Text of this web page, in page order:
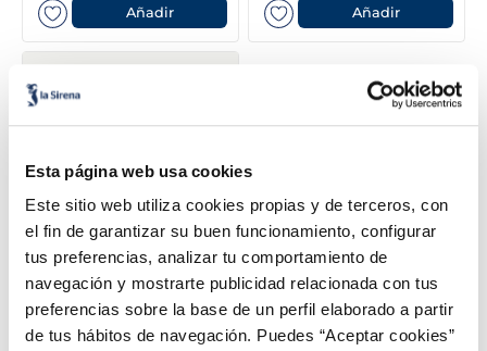
Esta página web usa cookies
Este sitio web utiliza cookies propias y de terceros, con
el fin de garantizar su buen funcionamiento, configurar
tus preferencias, analizar tu comportamiento de
navegación y mostrarte publicidad relacionada con tus
preferencias sobre la base de un perfil elaborado a partir
de tus hábitos de navegación. Puedes “Aceptar cookies”
Añadir Añadir
Gyozes de porc kimchi
Vici
Unitat 300 g
7. salmó premium
8. calamar troceado
10. helados polos